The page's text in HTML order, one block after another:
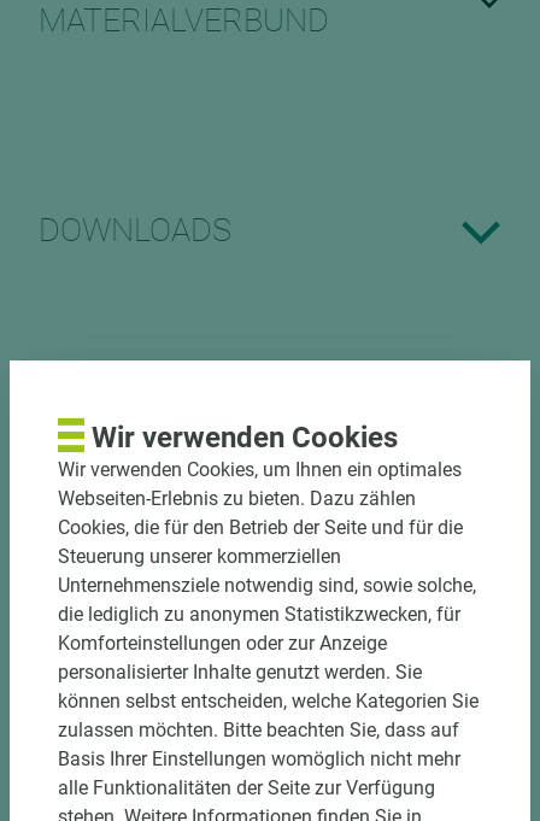
MATERIALVERBUND
DOWNLOADS
PASSENDES ZUBEHÖR
2 weitere Varianten
Art.-Nr. 06500020292
Wir verwenden Cookies
Wir verwenden Cookies, um Ihnen ein optimales
Webseiten-Erlebnis zu bieten. Dazu zählen
Cookies, die für den Betrieb der Seite und für die
Steuerung unserer kommerziellen
Unternehmensziele notwendig sind, sowie solche,
die lediglich zu anonymen Statistikzwecken, für
Komforteinstellungen oder zur Anzeige
personalisierter Inhalte genutzt werden. Sie
können selbst entscheiden, welche Kategorien Sie
zulassen möchten. Bitte beachten Sie, dass auf
Basis Ihrer Einstellungen womöglich nicht mehr
alle Funktionalitäten der Seite zur Verfügung
stehen. Weitere Informationen finden Sie in